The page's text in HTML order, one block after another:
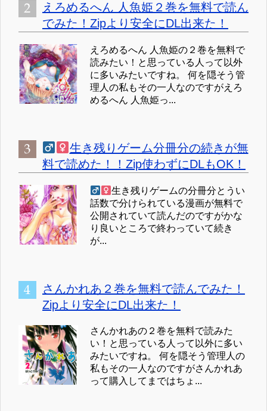
えろめるへん 人魚姫２巻を無料で読ん
でみた！Zipより安全にDL出来た！
えろめるへん 人魚姫の２巻を無料で
読みたい！と思っている人って以外
に多いみたいですね。 何を隠そう管
理人の私もその一人なのですがえろ
めるへん 人魚姫っ...
生き残りゲーム分冊分の続きが無
料で読めた！！Zip使わずにDLもOK！
生き残りゲームの分冊分とうい
話数で分けられている漫画が無料で
公開されていて読んだのですがかな
り良いところで終わっていて続き
が...
さんかれあ２巻を無料で読んでみた！
Zipより安全にDL出来た！
さんかれあの２巻を無料で読みた
い！と思っている人って以外に多い
みたいですね。 何を隠そう管理人の
私もその一人なのですがさんかれあ
って購入してまではちょ...